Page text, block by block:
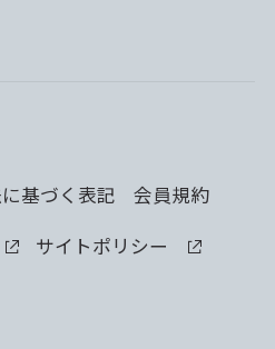
基づく表記
会員規約
サイトポリシー